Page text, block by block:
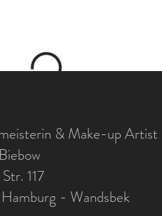
& Make-up Artist
117
- Wandsbek